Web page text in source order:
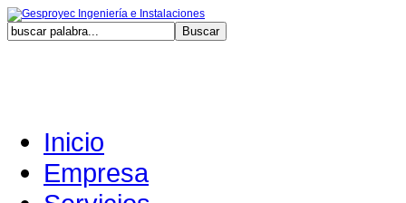
Inicio
Empresa